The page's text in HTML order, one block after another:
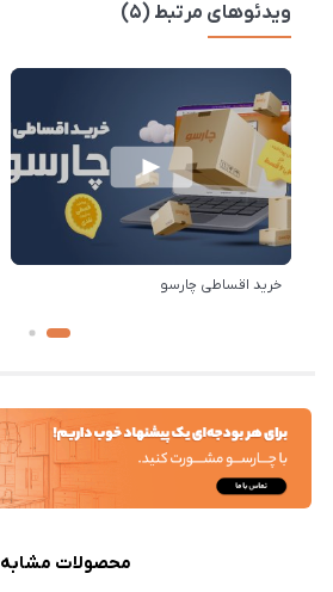
ویدئوهای مرتبط (5)
خرید اقساطی چارسو
محصولات مشابه